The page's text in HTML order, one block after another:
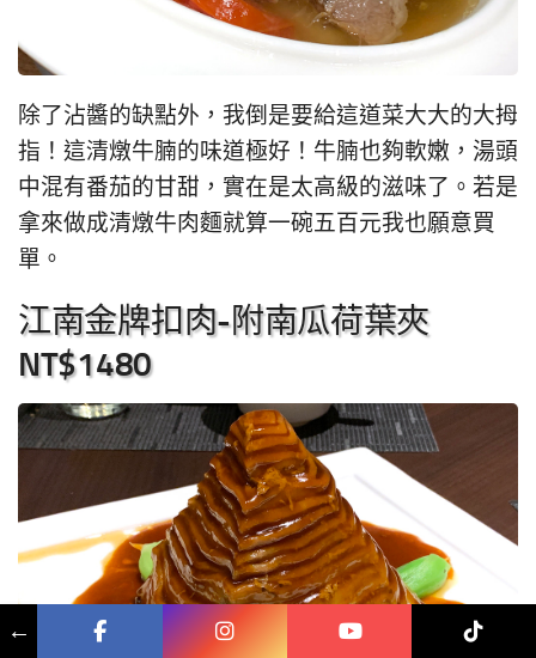
除了沾醬的缺點外，我倒是要給這道菜大大的大拇
指！這清燉牛腩的味道極好！牛腩也夠軟嫩，湯頭
中混有番茄的甘甜，實在是太高級的滋味了。若是
拿來做成清燉牛肉麵就算一碗五百元我也願意買
單。
江南金牌扣肉-附南瓜荷葉夾
NT$1480
←